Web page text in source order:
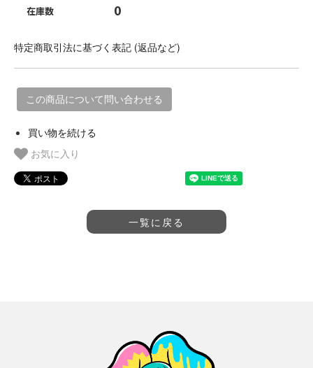
在庫数 0
特定商取引法に基づく表記 (返品など)
この商品について問い合わせる
買い物を続ける
お気に入り
一覧に戻る